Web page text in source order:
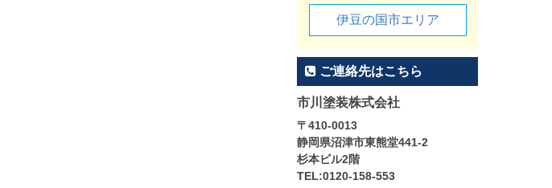
伊豆の国市エリア
ご連絡先はこちら
市川塗装株式会社
〒410-0013
静岡県沼津市東熊堂441-2
杉本ビル2階
TEL:0120-158-553